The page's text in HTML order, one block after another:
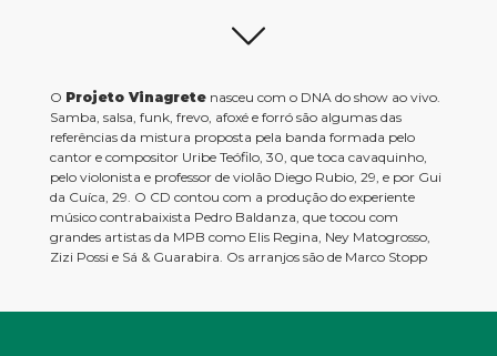
O Projeto Vinagretenasceu com o DNA do show ao vivo.
Samba, salsa, funk, frevo, afoxé e forró são algumas das
referências da mistura proposta pela banda formada pelo
cantor e compositor Uribe Teófilo, 30, que toca cavaquinho,
pelo violonista e professor de violão Diego Rubio, 29, e por Gui
da Cuíca, 29. O CD contou com a produção do experiente
músico contrabaixista Pedro Baldanza, que tocou com
grandes artistas da MPB como Elis Regina, Ney Matogrosso,
Zizi Possi e Sá & Guarabira. Os arranjos são de Marco Stopp